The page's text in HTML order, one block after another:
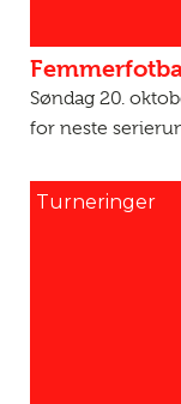
Søndag 20.
for neste
Turneringer